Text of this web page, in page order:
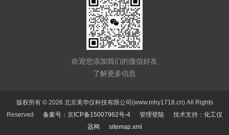
欢迎您添加我们的微信好友
了解更多信息
版权所有 © 2026 北京美华仪科技有限公司(www.mhy1718.cn) All Rights
Reserved 备案号：京ICP备15007962号-4 管理登陆 技术支持： 化工仪
器网
sitemap.xml